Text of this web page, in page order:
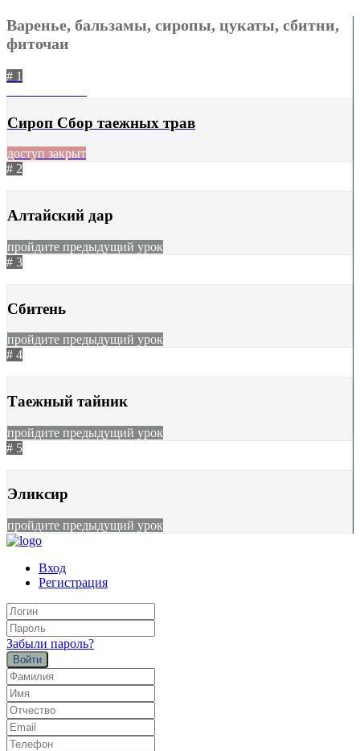
Варенье, бальзамы, сиропы, цукаты, сбитни,
фиточаи
# 1
Сироп Сбор таежных трав
доступ закрыт
# 2
Алтайский дар
пройдите предыдущий урок
# 3
Сбитень
пройдите предыдущий урок
# 4
Таежный тайник
пройдите предыдущий урок
# 5
Эликсир
пройдите предыдущий урок
Вход
Регистрация
Забыли пароль?
Войти